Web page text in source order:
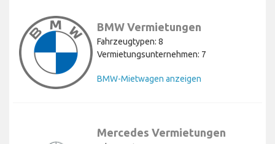
BMW Vermietungen
Fahrzeugtypen: 8
Vermietungsunternehmen: 7
BMW-Mietwagen anzeigen
Mercedes Vermietungen